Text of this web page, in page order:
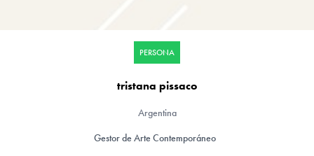
PERSONA
tristana pissaco
Argentina
Gestor de Arte Contemporáneo